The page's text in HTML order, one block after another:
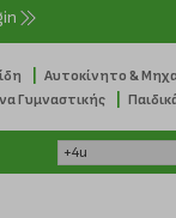
Αυτοκίνητο &
Γυμναστικής